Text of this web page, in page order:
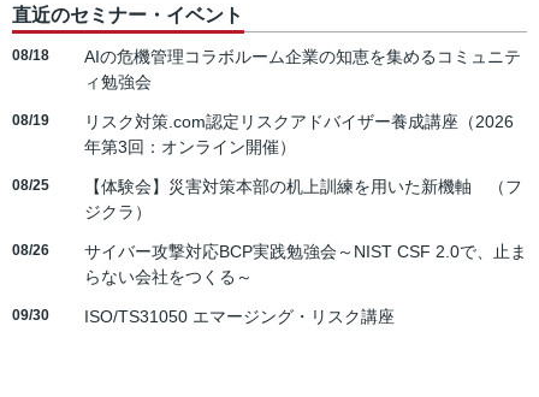
直近のセミナー・イベント
08/18
AIの危機管理コラボルーム企業の知恵を集めるコミュニテ
ィ勉強会
08/19
リスク対策.com認定リスクアドバイザー養成講座（2026
年第3回：オンライン開催）
08/25
【体験会】災害対策本部の机上訓練を用いた新機軸 （フ
ジクラ）
08/26
サイバー攻撃対応BCP実践勉強会～NIST CSF 2.0で、止ま
らない会社をつくる～
09/30 ISO/TS31050 エマージング・リスク講座